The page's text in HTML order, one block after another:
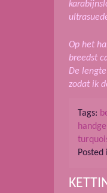
Op het
breedst
De
zodat ik
Tags:
Posted